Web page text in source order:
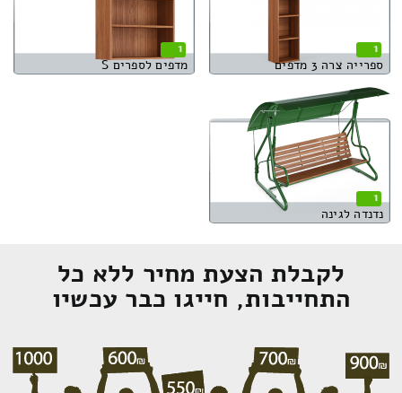
1
ספרייה צרה 3 מדפים
1
מדפים לספרים S
1
נדנדה לגינה
לקבלת הצעת מחיר ללא כל
התחייבות, חייגו כבר עכשיו